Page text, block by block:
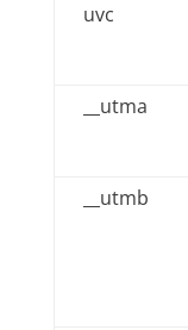
uvc
__utma
__utmb